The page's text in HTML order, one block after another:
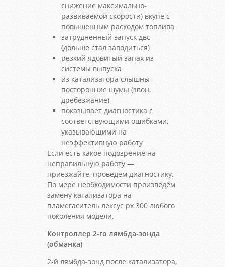
снижение максимально-
развиваемой скорости) вкупе с
повышенным расходом топлива
затрудненный запуск двс
(дольше стал заводиться)
резкий ядовитый запах из
системы выпуска
из катализатора слышны
посторонние шумы (звон,
дребезжание)
показывает диагностика с
соответствующими ошибками,
указывающими на
неэффективную работу
Если есть какое подозрение на
неправильную работу —
приезжайте, проведём диагностику.
По мере необходимости произведём
замену катализатора на
пламегаситель лексус рх 300 любого
поколения модели.
Контроллер 2-го лямбда-зонда
(обманка)
2-й лямбда-зонд после катализатора,